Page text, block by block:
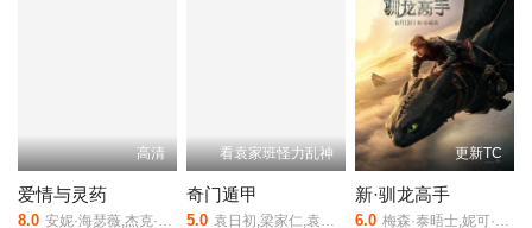
己所爱的人。在影片的结尾，爱德华在冰雪纷飞之中，用一樽表达
爱情的冰雕献给深爱的女孩。，剪刀手爱德华是由暂无执导,约翰尼·
德普,维诺娜·赖德,阿兰·阿金等人主演的,于1990年上映。相关赞助
院线：策驰影院，星辰影院，星空影院，西瓜影院，抖音短剧视频
高清
爱情与灵药
8.0 安妮·海瑟薇,杰克·吉伦哈尔,朱迪·格雷尔,汉克·阿扎利亚,乔什·加
看袁家班怪力乱神
奇门遁甲
5.0 袁日初,梁家仁,袁祥仁,袁振洋,高雄
更新TC
新·驯龙高手
6.0 梅森·泰晤士,妮可·帕克,杰拉德·巴特勒,尼克·弗罗斯特,加布里埃尔·豪尔,朱利安·迪尼森,布朗温·詹姆斯,哈里·特雷瓦尔德温,默里·麦克阿瑟,彼得·塞拉菲诺威茨,纳奥米·维尔特纳,露丝·科德,Andrea Ware,Anna Leong Brophy,马库斯·奥尼卢德,Pete Selwood,Daniel-John Williams,凯特·肯尼迪,Selina Jones,尼克·康沃尔